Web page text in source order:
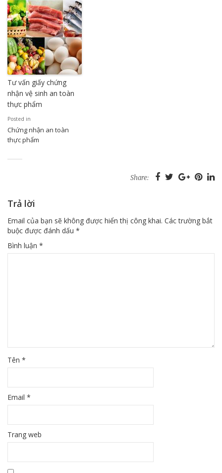
Tư vấn giấy chứng
nhận vệ sinh an toàn
thực phẩm
Posted in
Chứng nhận an toàn
thực phẩm
Share:
Trả lời
Email của bạn sẽ không được hiển thị công khai. Các trường bắt
buộc được đánh dấu *
Bình luận *
Tên *
Email *
Trang web